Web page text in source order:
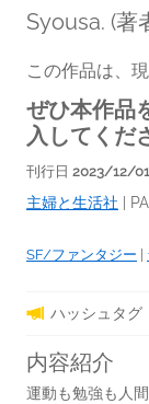
Syousa. (著
この作品は、
ぜひ本作品
入してくだ
刊行日 2023/12/01
主婦と生活社
SF/ファンタジー
ハッシュタグ
内容紹介
運動も勉強も人